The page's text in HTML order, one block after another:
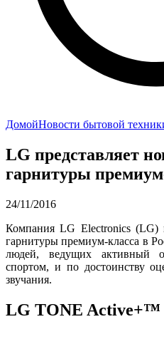
ДомойНовости бытовой
LG представляет
гарнитуры
24/11/2016
Компания LG Electronics (LG)
гарнитуры премиум-класса в
людей, ведущих активный
спортом, и по достоинству
звучания.
LG TONE Active+™